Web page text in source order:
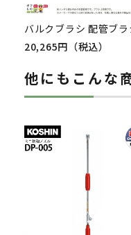
20,265円（税込）
他にもこんな